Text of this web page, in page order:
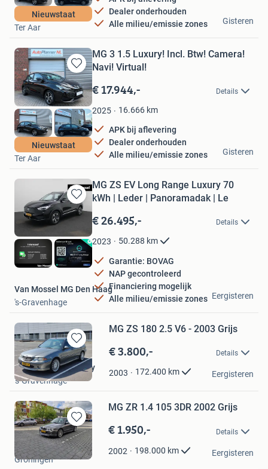
Nieuwstaat
Dealer onderhouden
Alle milieu/emissie zones
AutoPlanner NL
Ter Aar
Gisteren
Bewaren
in
Mijn
Favorieten
Nieuwstaat
MG 3 1.5 Luxury! Incl. Btw! Camera!
Navi! Virtual!
€ 17.944,- Details
2025 16.666 km
APK bij aflevering
Dealer onderhouden
Alle milieu/emissie zones
AutoPlanner NL
Ter Aar
Gisteren
Bewaren
in
Favorieten
MG ZS EV Long Range Luxury 70
kWh | Leder | Panoramadak | Le
€ 26.495,- Details
2023 50.288 km
Garantie: BOVAG
NAP gecontroleerd
Financiering mogelijk
Alle milieu/emissie zones
Van Mossel MG Den Haag
's-Gravenhage
Eergisteren
Bewaren
in
Mijn
Favorieten
MG ZS 180 2.5 V6 - 2003 Grijs
€ 3.800,- Details
2003 172.400 km
Christopher Stanbury
's-Gravenhage
Eergisteren
Bewaren
in
Mijn
Favorieten
MG ZR 1.4 105 3DR 2002 Grijs
€ 1.950,- Details
2002 198.000 km
Seles
Groningen
Eergisteren